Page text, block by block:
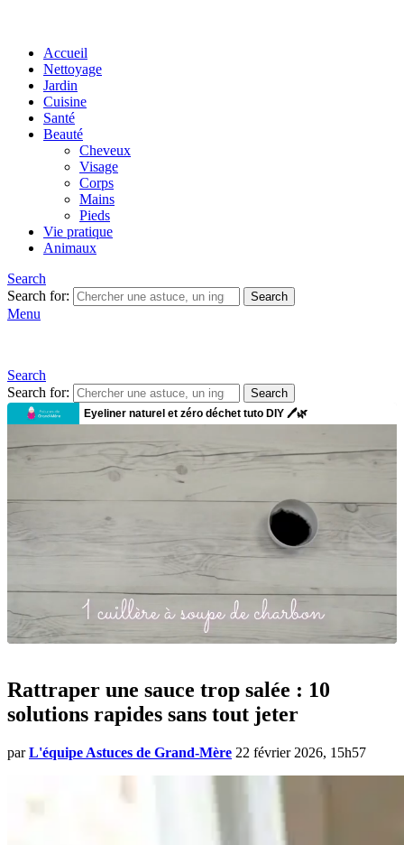
Accueil
Nettoyage
Jardin
Cuisine
Santé
Beauté
Cheveux
Visage
Corps
Mains
Pieds
Vie pratique
Animaux
Search
Search for:
Search
Menu
Search
Search for:
Search
Rattraper une sauce trop salée : 10
solutions rapides sans tout jeter
par L'équipe Astuces de Grand-Mère 22 février 2026, 15h57